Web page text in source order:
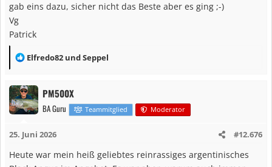
gab eins dazu, sicher nicht das Beste aber es ging ;-)
Vg
Patrick
R
a
k
t
o
n
e
Elfredo82 undSeppel
PM500X
BA Guru Teammitglied Moderator
25. Juni 2026 #12.676
Heute war mein heiß geliebtes reinrassiges argentinisches